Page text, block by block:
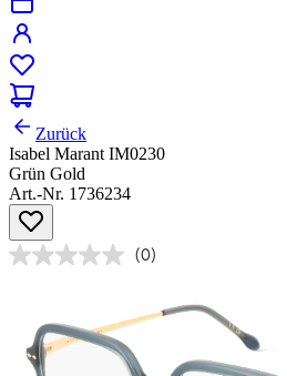
Zurück
Isabel Marant IM0230
Grün Gold
Art.-Nr. 1736234
(0)